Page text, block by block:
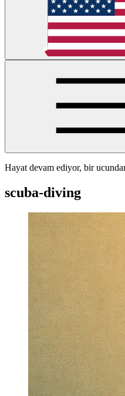
Hayat devam ediyor, bir
scuba-diving